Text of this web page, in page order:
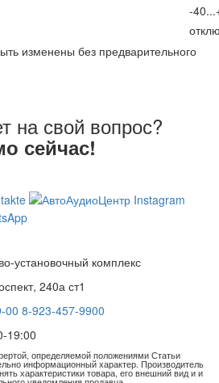
-
изменены без предварительного
на свой вопрос?
сейчас!
установочный комплекс
240а ст1
00 8-923-457-9900
19:00
определяемой положениями Статьи
информационный характер. Производитель
характеристики товара, его внешний вид и и